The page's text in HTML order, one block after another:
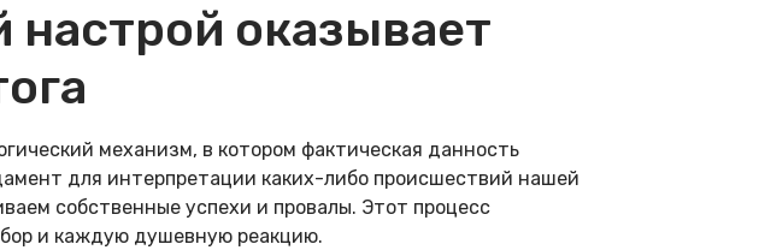
настрой оказывает
механизм, в котором фактическая данность
для интерпретации каких-либо происшествий нашей
собственные успехи и провалы. Этот процесс
и каждую душевную реакцию.